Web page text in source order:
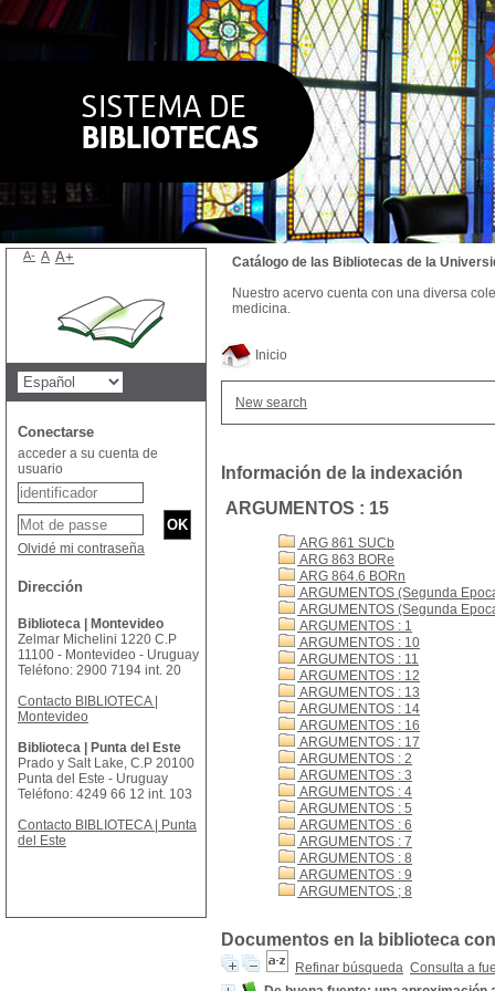
Inicio
New search
Información de la indexación
ARGUMENTOS : 15
ARG 861 SUCb
ARG 863 BORe
ARG 864.6 BORn
ARGUMENTOS (Segunda
ARGUMENTOS (Segunda
ARGUMENTOS : 1
ARGUMENTOS : 10
ARGUMENTOS : 11
ARGUMENTOS : 12
ARGUMENTOS : 13
ARGUMENTOS : 14
ARGUMENTOS : 16
ARGUMENTOS : 17
ARGUMENTOS : 2
ARGUMENTOS : 3
ARGUMENTOS : 4
ARGUMENTOS : 5
ARGUMENTOS : 6
ARGUMENTOS : 7
ARGUMENTOS : 8
ARGUMENTOS : 9
ARGUMENTOS ; 8
Documentos en la biblioteca
Refinar búsqueda Consulta a
Catálogo de las Bibliotecas de la
Nuestro acervo cuenta con una diversa
medicina.
A- A A+
Conectarse
acceder a su cuenta de
usuario
Olvidé mi contraseña
Dirección
Biblioteca | Montevideo
Zelmar Michelini 1220 C.P
11100 - Montevideo - Uruguay
Teléfono: 2900 7194 int. 20
Contacto BIBLIOTECA |
Montevideo
Biblioteca | Punta del Este
Prado y Salt Lake, C.P 20100
Punta del Este - Uruguay
Teléfono: 4249 66 12 int. 103
Contacto BIBLIOTECA | Punta
del Este